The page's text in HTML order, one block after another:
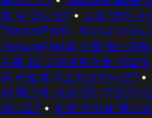
할 수 있나요? • 노멀 맵이나
TextureFast는 팀이나 비즈
TextureFast와 수동 텍스처
처를 3D 소프트웨어로 어떻
은 어떻게 텍스처링하나요? •
AI 텍스처 생성기란 무엇인가
하나요? • AI로 게임용 텍스